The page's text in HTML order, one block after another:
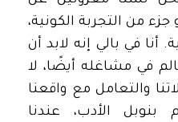
جزء من التجربة الكونية،
أنا في بالي إنه لابد أن
في مشاغله أيضًا، لا
والتعامل مع واقعنا
بنوبل الأدب، عندنا